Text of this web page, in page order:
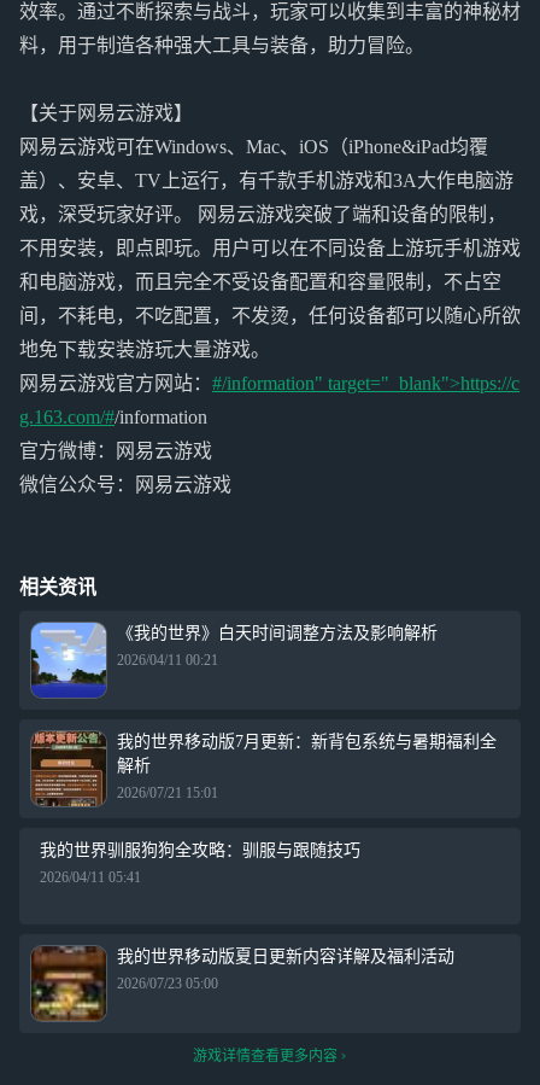
效率。通过不断探索与战斗，玩家可以收集到丰富的神秘材
料，用于制造各种强大工具与装备，助力冒险。
【关于网易云游戏】
网易云游戏可在Windows、Mac、iOS（iPhone&iPad均覆
盖）、安卓、TV上运行，有千款手机游戏和3A大作电脑游
戏，深受玩家好评。 网易云游戏突破了端和设备的限制，
不用安装，即点即玩。用户可以在不同设备上游玩手机游戏
和电脑游戏，而且完全不受设备配置和容量限制，不占空
间，不耗电，不吃配置，不发烫，任何设备都可以随心所欲
地免下载安装游玩大量游戏。
网易云游戏官方网站： #/information" target="_blank">https://c
g.163.com/#/information
官方微博：网易云游戏
微信公众号：网易云游戏
相关资讯
《我的世界》白天时间调整方法及影响解析
2026/04/11 00:21
我的世界移动版7月更新：新背包系统与暑期福利全
解析
2026/07/21 15:01
我的世界驯服狗狗全攻略：驯服与跟随技巧
2026/04/11 05:41
我的世界移动版夏日更新内容详解及福利活动
2026/07/23 05:00
游戏详情查看更多内容